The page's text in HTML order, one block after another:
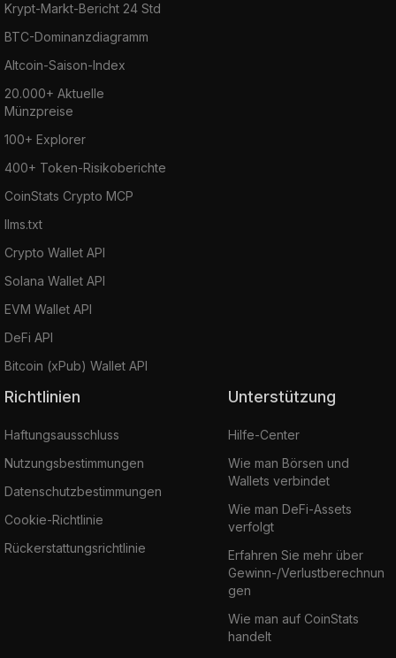
Krypt-Markt-Bericht 24 Std
BTC-Dominanzdiagramm
Altcoin-Saison-Index
20.000+ Aktuelle
Münzpreise
100+ Explorer
400+ Token-Risikoberichte
CoinStats Crypto MCP
llms.txt
Crypto Wallet API
Solana Wallet API
EVM Wallet API
DeFi API
Bitcoin (xPub) Wallet API
Richtlinien
Haftungsausschluss
Nutzungsbestimmungen
Datenschutzbestimmungen
Cookie-Richtlinie
Rückerstattungsrichtlinie
Unterstützung
Hilfe-Center
Wie man Börsen und
Wallets verbindet
Wie man DeFi-Assets
verfolgt
Erfahren Sie mehr über
Gewinn-/Verlustberechnun
gen
Wie man auf CoinStats
handelt